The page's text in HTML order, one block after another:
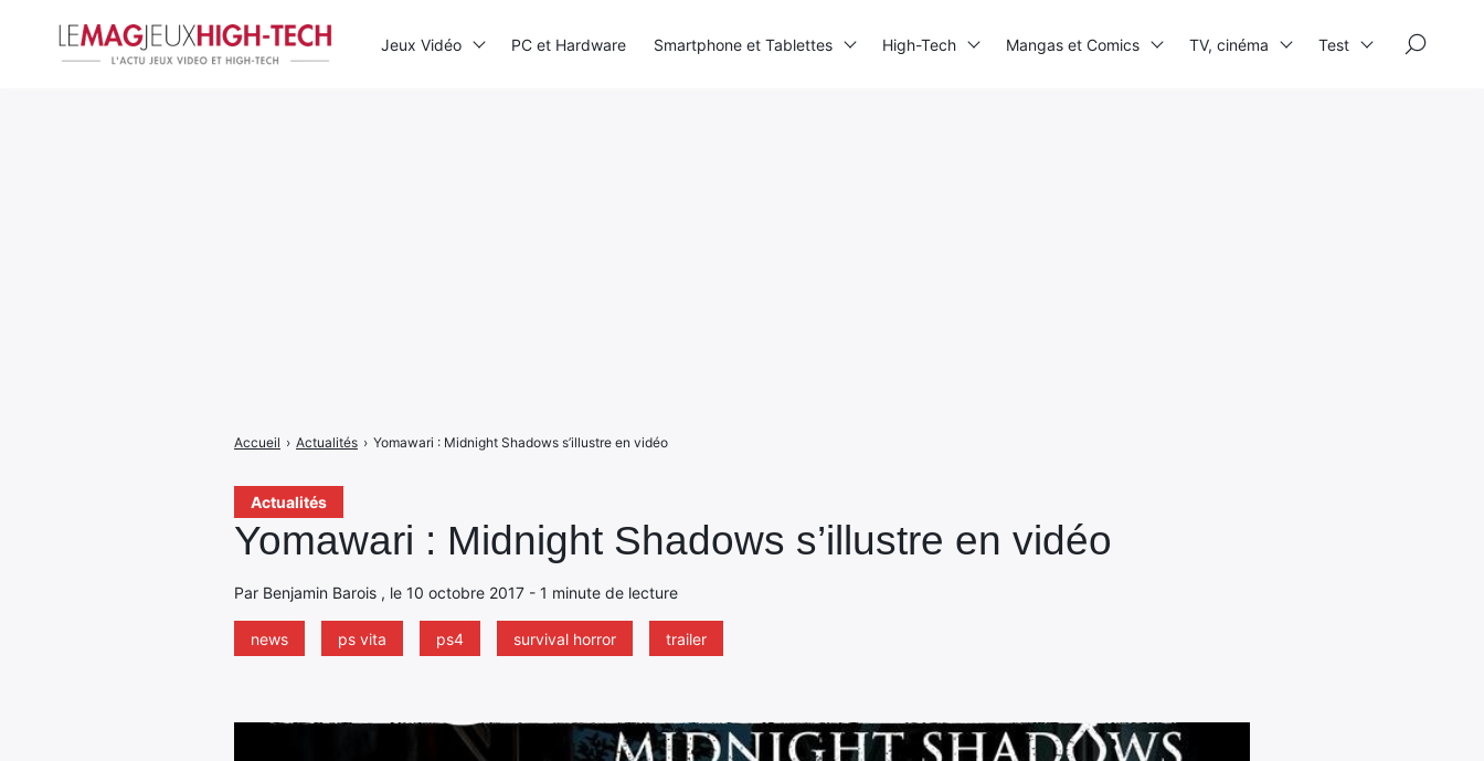
Actualités
Yomawari : Midnight Shadows s’illustre en vidéo
Par Benjamin Barois , le 10 octobre 2017 - 1 minute de lecture
news ps vita ps4 survival horror trailer
Accueil › Actualités › Yomawari : Midnight Shadows s’illustre en vidéo
Jeux Vidéo PC et Hardware Smartphone et Tablettes High-Tech Mangas et Comics TV, cinéma Test